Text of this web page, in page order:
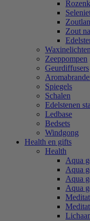
Zout
Waxinelichten
Zeeppompen
Geurdiffusers
Spiegels
Schalen
Edelstenen
Ledbase
Bedsets
Windgong
Health en gifts
Health
Aqua
Aqua
Aqua
Aqua